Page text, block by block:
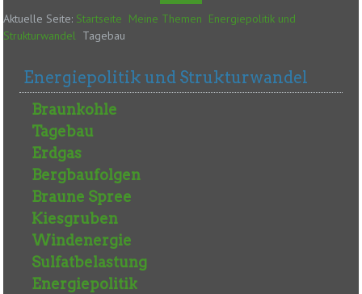
Aktuelle Seite: Startseite Meine Themen Energiepolitik und
Strukturwandel Tagebau
Energiepolitik und Strukturwandel
Braunkohle
Tagebau
Erdgas
Bergbaufolgen
Braune Spree
Kiesgruben
Windenergie
Sulfatbelastung
Energiepolitik